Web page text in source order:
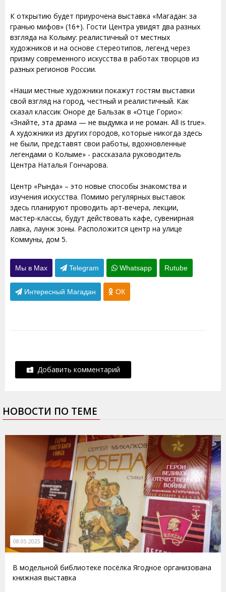
К открытию будет приурочена выставка «Магадан: за
гранью мифов» (16+). Гости Центра увидят два разных
взгляда на Колыму: реалистичный от местных
художников и на основе стереотипов, легенд через
призму современного искусства в работах творцов из
разных регионов России.
«Наши местные художники покажут гостям выставки
свой взгляд на город, честный и реалистичный. Как
сказал классик Оноре де Бальзак в «Отце Горио»:
«Знайте, эта драма — не выдумка и не роман. All is true».
А художники из других городов, которые никогда здесь
не были, представят свои работы, вдохновленные
легендами о Колыме» - рассказала руководитель
Центра Наталья Гончарова.
Центр «Рында» – это новые способы знакомства и
изучения искусства. Помимо регулярных выставок
здесь планируют проводить арт-вечера, лекции,
мастер-классы, будут действовать кафе, сувенирная
лавка, лаунж зоны. Расположится центр на улице
Коммуны, дом 5.
Мы в Max Telegram Whatsapp Rutube
Интересный Магадан ОК
Добавить комментарий
НОВОСТИ ПО ТЕМЕ
08.05.2025
В модельной библиотеке посёлка Ягодное организована
книжная выставка